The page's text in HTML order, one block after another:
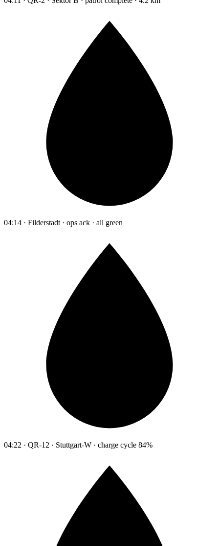
04:14 · Filderstadt · ops ack · all green
04:22 · QR-12 · Stuttgart-W · charge cycle 84%